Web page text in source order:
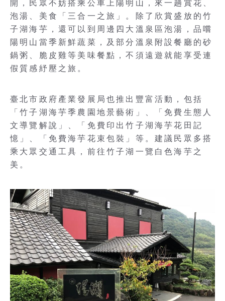
開，民眾不妨搭乘公車上陽明山，來一趟賞花、
泡湯、美食「三合一之旅」。除了欣賞盛放的竹
子湖海芋，還可以到周邊四大溫泉區泡湯，品嚐
陽明山當季新鮮蔬菜，及部分溫泉附設餐廳的砂
鍋粥、脆皮雞等美味餐點，不須遠遊就能享受連
假質感紓壓之旅。
臺北市政府產業發展局也推出豐富活動，包括
「竹子湖海芋季農園地景藝術」、「免費生態人
文導覽解說」、「免費印出竹子湖海芋花田記
憶」、「免費海芋花束包裝」等。建議民眾多搭
乘大眾交通工具，前往竹子湖一覽白色海芋之
美。